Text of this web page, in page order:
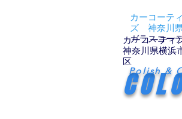
カーコーテ
ズ 神奈川
ガラスコー
カーコーテ
神奈川県横
区
Polish &